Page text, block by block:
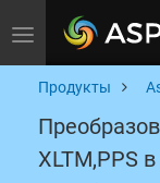
Toggle navigation
Продукты
XLTM,PPS